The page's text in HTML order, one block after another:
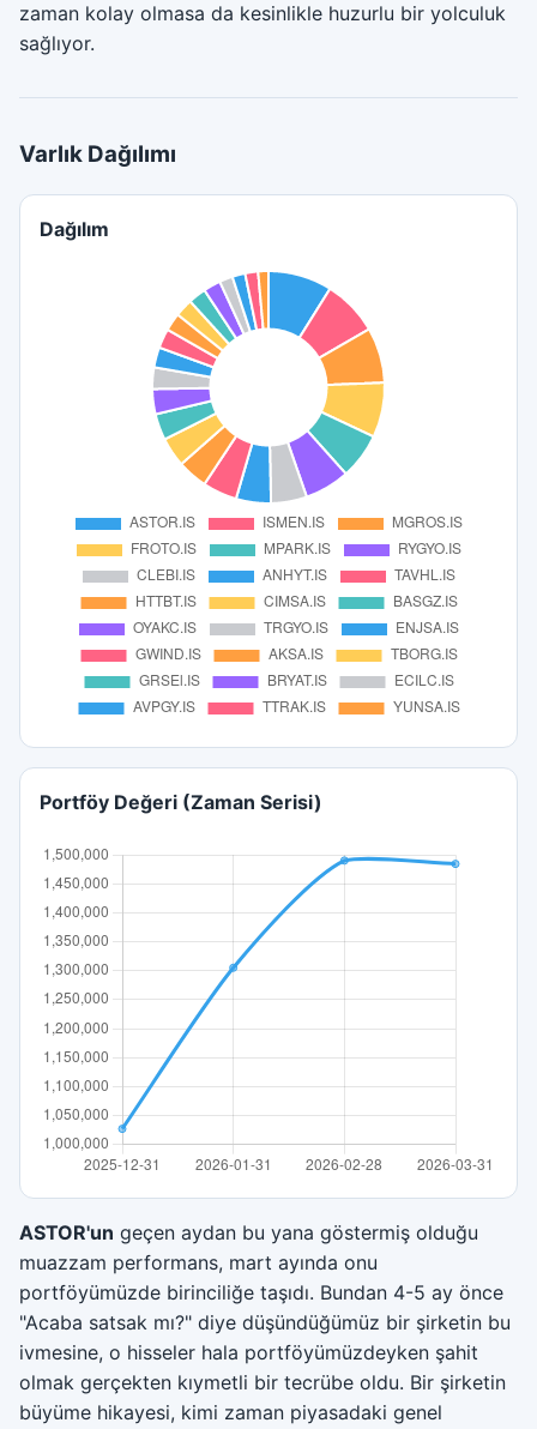
zaman kolay olmasa da kesinlikle huzurlu bir yolculuk
sağlıyor.
Varlık Dağılımı
Dağılım
Portföy Değeri (Zaman Serisi)
ASTOR'un geçen aydan bu yana göstermiş olduğu
muazzam performans, mart ayında onu
portföyümüzde birinciliğe taşıdı. Bundan 4-5 ay önce
"Acaba satsak mı?" diye düşündüğümüz bir şirketin bu
ivmesine, o hisseler hala portföyümüzdeyken şahit
olmak gerçekten kıymetli bir tecrübe oldu. Bir şirketin
büyüme hikayesi, kimi zaman piyasadaki genel